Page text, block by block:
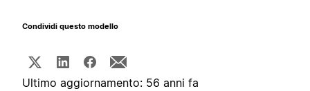
Condividi questo modello
Ultimo aggiornamento: 56 anni fa